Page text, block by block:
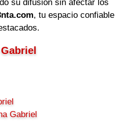
su difusión sin afectar los
, tu espacio confiable
Gabriel